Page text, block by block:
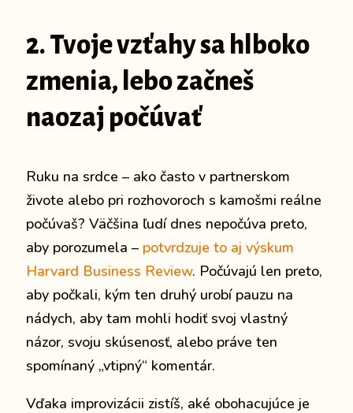
2. Tvoje vzťahy sa hlboko
zmenia, lebo začneš
naozaj počúvať
Ruku na srdce – ako často v partnerskom
živote alebo pri rozhovoroch s kamošmi reálne
počúvaš? Väčšina ľudí dnes nepočúva preto,
aby porozumela – potvrdzuje to aj výskum
Harvard Business Review. Počúvajú len preto,
aby počkali, kým ten druhý urobí pauzu na
nádych, aby tam mohli hodiť svoj vlastný
názor, svoju skúsenosť, alebo práve ten
spomínaný „vtipný“ komentár.
Vďaka improvizácii zistíš, aké obohacujúce je